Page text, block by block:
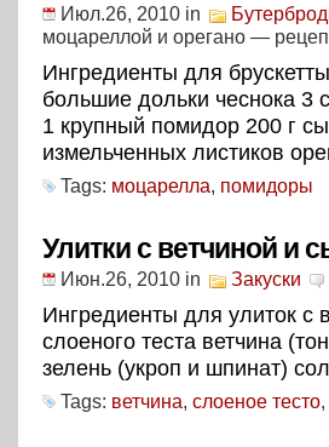
Июл.26, 2010 in
моцареллой и орегано —
Ингредиенты для
большие дольки чеснока 3
1 крупный помидор 200 г
измельченных листиков
Tags: моцарелла, помидоры
Улитки с ветчиной и
Июн.26, 2010 in Закуски
Ингредиенты для улиток с
слоеного теста ветчина
зелень (укроп и шпинат)
Tags: ветчина, слоеное тесто,